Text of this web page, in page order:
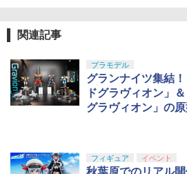
5
【エントリー最
GTFクマザワ製
化スプリング＆
【あす楽】
5
TAMASHII
ツ 攻殻機動隊
LL 草薙素子 約
5
Sachiプラモ
ロモデラー共同
スリ ５点セッ
￥3,815
5
GSIクレオス Mr.
ミアムトップコ
8ml ホビー用仕
￥710
関連記事
プラモデル
グランナイツ集結
ドグラヴィオン」
グラヴィオン」の
フィギュア イベント
秋葉原でのリアル